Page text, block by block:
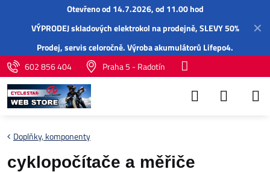
✕
Otevřeno od 14.7.2026, od 11.00 hod
VÝPRODEJ skladových elektrokol na prodejně, SLEVY 50%
Prodej,servisceloročně.Výroba akumulátorů Lifepo4.
602 856 404
Praha 5 - Radotín
Doplňky, komponenty
cyklopočítače a měřiče